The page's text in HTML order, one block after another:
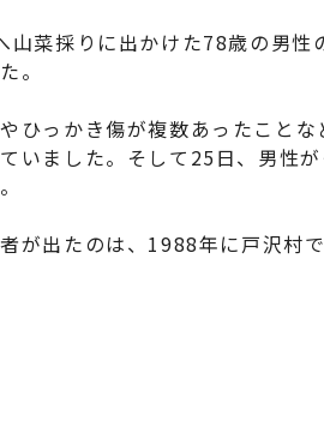
山菜採りに出かけた78歳の男性
。
ひっかき傷が複数あったこと
いました。そして25日、男性
が出たのは、1988年に戸沢村